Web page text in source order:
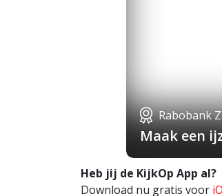
Rabobank
Maak een
Heb jij de KijkOp App al?
Download nu gratis voor